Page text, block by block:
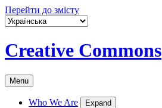
Перейти до змісту
Creative Commons
Menu
Who We Are Expand